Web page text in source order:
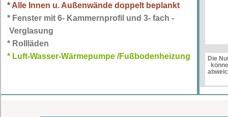
Die
* Alle Innen u. Außenwände doppelt beplankt
* Fenster mit 6- Kammernprofil und 3- fach -
Verglasung
* Rollläden
* Luft-Wasser-Wärmepumpe /Fußbodenheizung